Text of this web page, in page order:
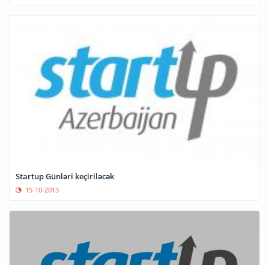
Startup Günləri keçiriləcək
15-10-2013